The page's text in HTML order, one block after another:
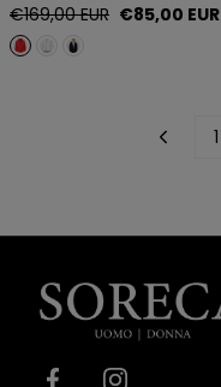
Prezzo
regolare
€169,00 EUR Prezzo
€85,00 EUR
1